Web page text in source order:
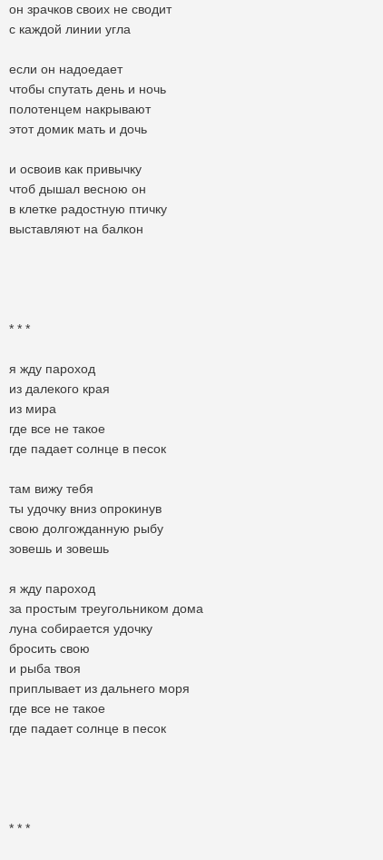
он зрачков своих не сводит
с каждой линии угла
если он надоедает
чтобы спутать день и ночь
полотенцем накрывают
этот домик мать и дочь
и освоив как привычку
чтоб дышал весною он
в клетке радостную птичку
выставляют на балкон
* * *
я жду пароход
из далекого края
из мира
где все не такое
где падает солнце в песок
там вижу тебя
ты удочку вниз опрокинув
свою долгожданную рыбу
зовешь и зовешь
я жду пароход
за простым треугольником дома
луна собирается удочку
бросить свою
и рыба твоя
приплывает из дальнего моря
где все не такое
где падает солнце в песок
* * *